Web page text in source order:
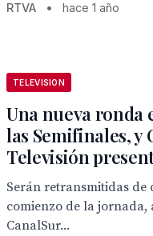
RTVA • hace 1 año
TELEVISION
Una nueva ronda
las Semifinales, y
Televisión
Serán retransmitidas de
comienzo de la jornada,
CanalSur...